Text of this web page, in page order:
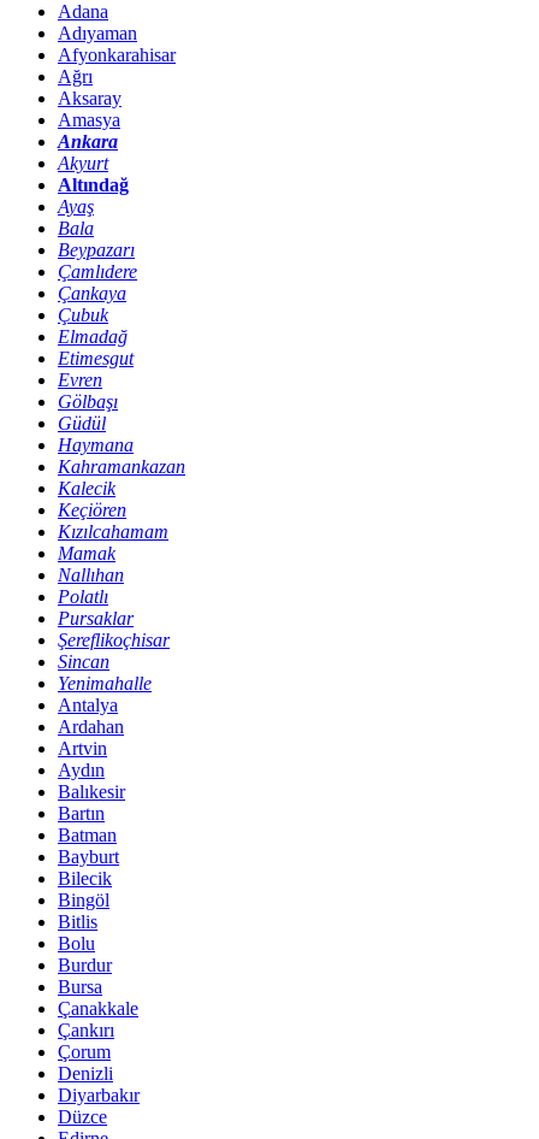
Adana
Adıyaman
Afyonkarahisar
Ağrı
Aksaray
Amasya
Ankara
Akyurt
Altındağ
Ayaş
Bala
Beypazarı
Çamlıdere
Çankaya
Çubuk
Elmadağ
Etimesgut
Evren
Gölbaşı
Güdül
Haymana
Kahramankazan
Kalecik
Keçiören
Kızılcahamam
Mamak
Nallıhan
Polatlı
Pursaklar
Şereflikoçhisar
Sincan
Yenimahalle
Antalya
Ardahan
Artvin
Aydın
Balıkesir
Bartın
Batman
Bayburt
Bilecik
Bingöl
Bitlis
Bolu
Burdur
Bursa
Çanakkale
Çankırı
Çorum
Denizli
Diyarbakır
Düzce